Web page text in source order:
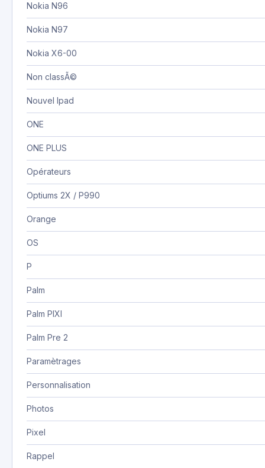
Nokia N96
Nokia N97
Nokia X6-00
Non classÃ©
Nouvel Ipad
ONE
ONE PLUS
Opérateurs
Optiums 2X / P990
Orange
OS
P
Palm
Palm PIXI
Palm Pre 2
Paramètrages
Personnalisation
Photos
Pixel
Rappel